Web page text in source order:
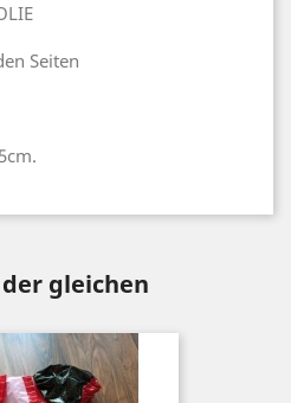
Seiten
gleichen